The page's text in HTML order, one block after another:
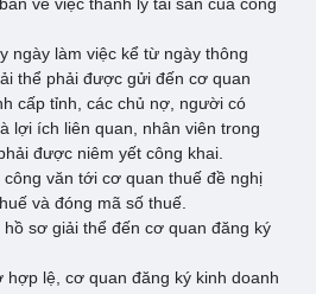
ngày làm việc kể từ ngày thông
thể phải được gửi đến cơ quan
cấp tỉnh, các chủ nợ, người có
lợi ích liên quan, nhân viên trong
được niêm yết công khai.
văn tới cơ quan thuế đề nghị
và đóng mã số thuế.
sơ giải thể đến cơ quan đăng ký
lệ, cơ quan đăng ký kinh doanh